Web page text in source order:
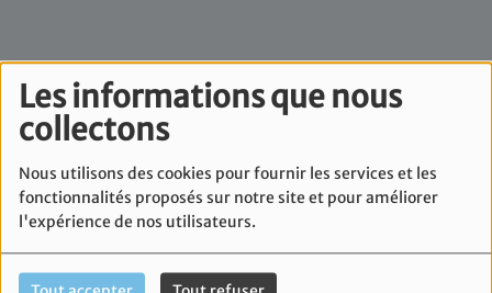
Les informations que nous
collectons
Nous utilisons des cookies pour fournir les services et les
fonctionnalités proposés sur notre site et pour améliorer
l'expérience de nos utilisateurs.
La grande matinale
Radio JM - Lundi 1
juin